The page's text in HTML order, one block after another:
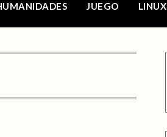
JUEGO LINUX